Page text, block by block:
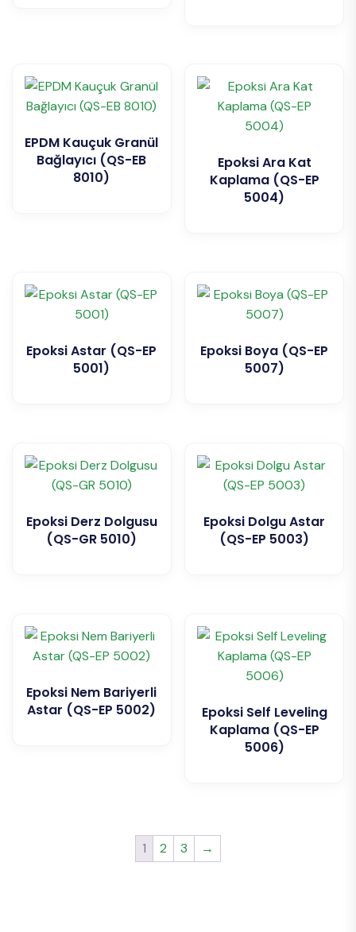
EPDM Kauçuk Granül
Bağlayıcı (QS-EB
8010)
Epoksi Ara Kat
Kaplama (QS-EP
5004)
Epoksi Astar (QS-EP
5001)
Epoksi Boya (QS-EP
5007)
Epoksi Derz Dolgusu
(QS-GR 5010)
Epoksi Dolgu Astar
(QS-EP 5003)
Epoksi Nem Bariyerli
Astar (QS-EP 5002)
Epoksi Self Leveling
Kaplama (QS-EP
5006)
1 2 3 →